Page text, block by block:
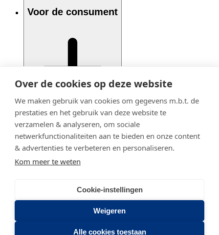
Over de cookies op deze website
We maken gebruik van cookies om gegevens m.b.t. de
prestaties en het gebruik van deze website te
verzamelen & analyseren, om sociale
netwerkfunctionaliteiten aan te bieden en onze content
& advertenties te verbeteren en personaliseren.
Kom meer te weten
Cookie-instellingen
Weigeren
Alle cookies toestaan
Voor de consument
Stadsring 201